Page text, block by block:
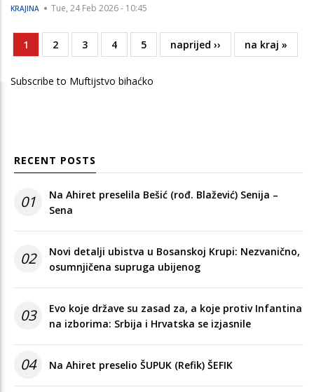
KRAJINA Tue, 24 Feb 2026 - 10:45
Pagination
Current
page
1 Page
2 Page
3 Page
4 Page
5
Next
page
naprijed ››
Last
page
na kraj »
Subscribe to Muftijstvo bihaćko
RECENT POSTS
01
Na Ahiret preselila Bešić (rođ. Blažević) Senija –
Sena
02
Novi detalji ubistva u Bosanskoj Krupi: Nezvanično,
osumnjičena supruga ubijenog
03
Evo koje države su zasad za, a koje protiv Infantina
na izborima: Srbija i Hrvatska se izjasnile
04 Na Ahiret preselio ŠUPUK (Refik) ŠEFIK